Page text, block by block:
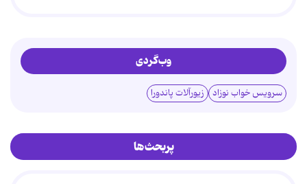
وب‌گردی
سرویس خواب نوزاد زیورآلات پاندورا
پربحث‌ها